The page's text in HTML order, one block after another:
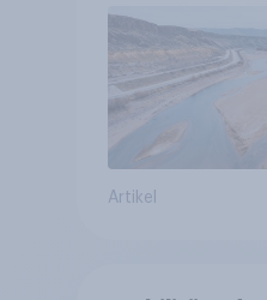
Artikel